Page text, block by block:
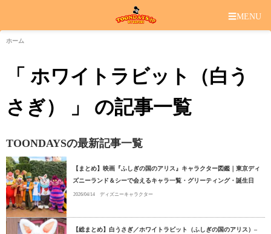
☰MENU
ホーム
「 ホワイトラビット（白う
さぎ） 」 の記事一覧
TOONDAYSの最新記事一覧
【まとめ】映画『ふしぎの国のアリス』キャラクター図鑑｜東京ディ
ズニーランド＆シーで会えるキャラ一覧・グリーティング・誕生日
2026/04/14 ディズニーキャラクター
【総まとめ】白うさぎ／ホワイトラビット（ふしぎの国のアリス）–